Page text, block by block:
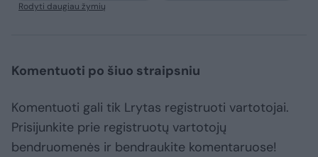
Rodyti daugiau žymių
Komentuoti po šiuo straipsniu
Komentuoti gali tik Lrytas registruoti vartotojai.
Prisijunkite prie registruotų vartotojų
bendruomenės ir bendraukite komentaruose!